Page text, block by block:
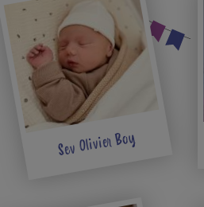
Sev Olivier Boy